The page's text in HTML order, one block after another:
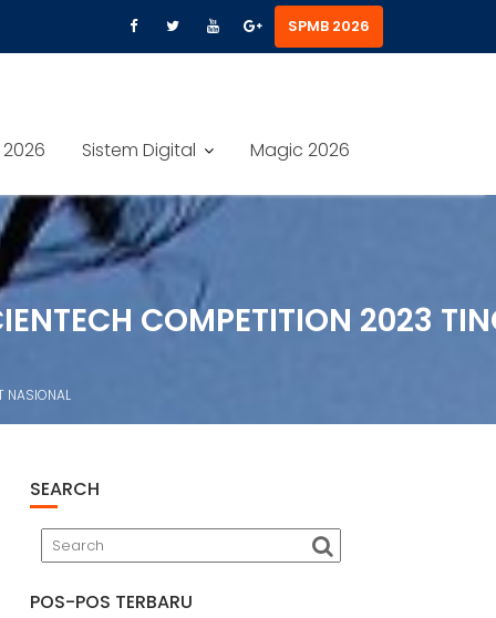
SPMB 2026
2026 Sistem Digital Magic 2026
COMPETITION 2023
NASIONAL
SEARCH
POS-POS TERBARU